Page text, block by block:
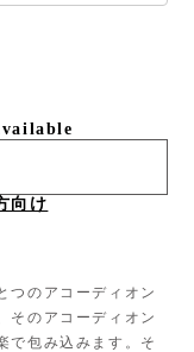
向け
つのアコーディオン
そのアコーディオン
で包み込みます。そ